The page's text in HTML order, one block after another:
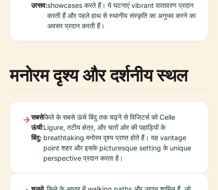
उत्सव:showcases करते हैं। ये घटनाएं vibrant वातावरण प्रदान
करती हैं और पहले हाथ से स्थानीय संस्कृति का अनुभव करने का
अवसर प्रदान करती हैं।
मनोरम दृश्य और दर्शनीय स्थल
सबसे
ऊंची
बिंदु:
किले के सबसे ऊंचे बिंदु तक चढ़ने से विजिटर्स को Celle
Ligure, तटीय क्षेत्र, और चारों ओर की पहाड़ियों के
breathtaking मनोरम दृश्य प्राप्त होते हैं। यह vantage
point शहर और इसके picturesque setting के unique
perspective प्रदान करता है।